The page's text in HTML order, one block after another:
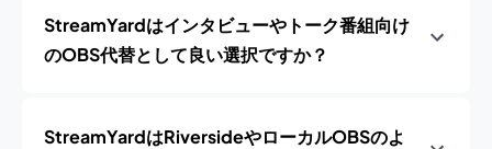
StreamYardはインタビューやトーク番組向け
のOBS代替として良い選択ですか？
StreamYardはRiversideやローカルOBSのよ